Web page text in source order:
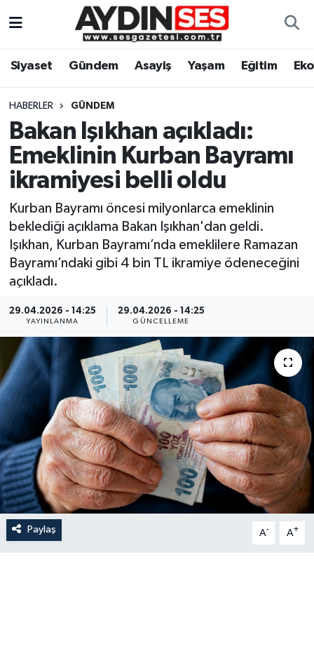
Siyaset Gündem Asayiş Yaşam Eğitim
HABERLER GÜNDEM
Bakan Işıkhan açıkladı:
Emeklinin Kurban Bayramı
ikramiyesi belli oldu
Kurban Bayramı öncesi milyonlarca emeklinin
beklediği açıklama Bakan Işıkhan'dan geldi.
Işıkhan, Kurban Bayramı’nda emeklilere Ramazan
Bayramı’ndaki gibi 4 bin TL ikramiye ödeneceğini
açıkladı.
29.04.2026 - 14:25
YAYINLANMA
29.04.2026 - 14:25
GÜNCELLEME
Paylaş A- A+
Gündem
Siyaset
Ekonomi
Eğitim
Kültür Sanat
Aydın Hava Durumu
Aydin Namaz Vakitleri
Aydın Trafik Yoğunluk Haritası
Süper Lig Puan Durumu ve Fikstür
Tüm Manşetler
Son Dakika Haberleri